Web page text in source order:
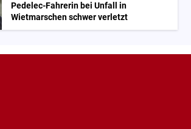
Pedelec-Fahrerin bei Unfall in
Wietmarschen schwer verletzt